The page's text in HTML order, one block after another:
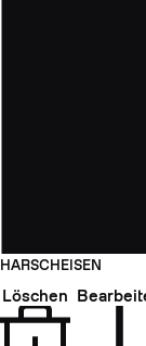
HARSCHEISEN
Löschen